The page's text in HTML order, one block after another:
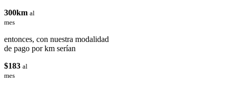
300km al
mes
entonces, con nuestra modalidad
de pago por km serían
$183 al
mes